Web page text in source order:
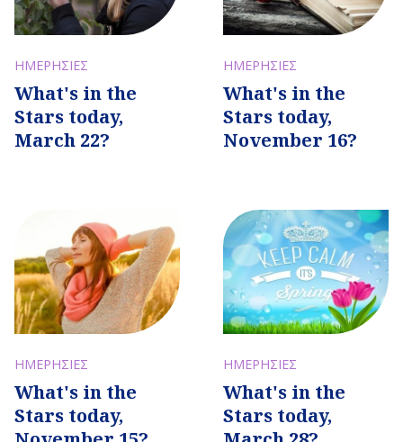
ΗΜΕΡΗΣΙΕΣ
What's in the
Stars today,
March 22?
ΗΜΕΡΗΣΙΕΣ
What's in the
Stars today,
November 16?
ΗΜΕΡΗΣΙΕΣ
What's in the
Stars today,
ΗΜΕΡΗΣΙΕΣ
What's in the
Stars today,